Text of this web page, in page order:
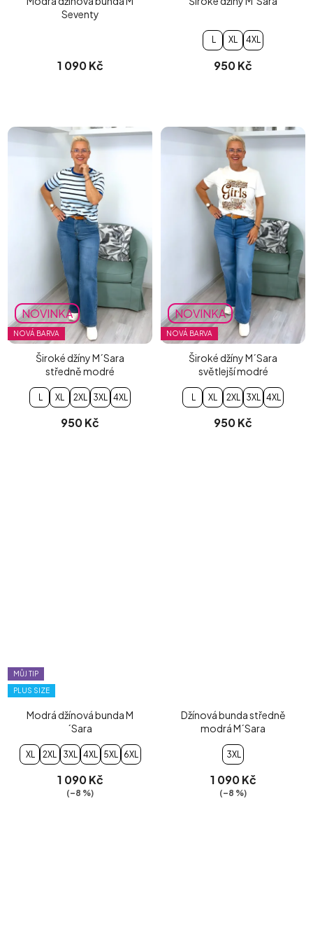
Seventy
1 090 Kč
L XL 4XL
950 Kč
NOVINKA
NOVÁ BARVA
Široké džíny M´Sara
středně modré
L XL 2XL 3XL 4XL
950 Kč
NOVINKA
NOVÁ BARVA
Široké džíny M´Sara
světlejší modré
L XL 2XL 3XL 4XL
950 Kč
MŮJ TIP
PLUS SIZE
Modrá džínová bunda M
´Sara
XL 2XL 3XL 4XL 5XL 6XL
1 090 Kč
(–8 %)
Džínová bunda středně
modrá M´Sara
3XL
1 090 Kč
(–8 %)